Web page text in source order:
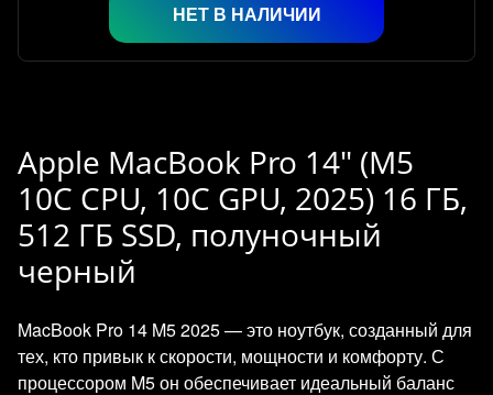
НЕТ В НАЛИЧИИ
Apple MacBook Pro 14" (M5
10C CPU, 10C GPU, 2025) 16 ГБ,
512 ГБ SSD, полуночный
черный
MacBook Pro 14 M5 2025 — это ноутбук, созданный для
тех, кто привык к скорости, мощности и комфорту. С
процессором M5 он обеспечивает идеальный баланс